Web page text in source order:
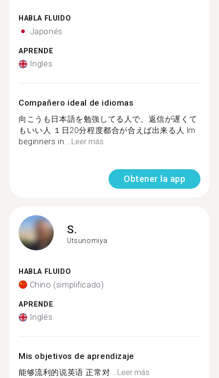
HABLA FLUIDO
Japonés
APRENDE
Inglés
Compañero ideal de idiomas
向こうも日本語を勉強してる人で、返信が遅くて
もいい人 １日20分程度都合が合えば出来る人 lm
beginners in...Leer más
Obtener la app
S.
Utsunomiya
HABLA FLUIDO
Chino (simplificado)
APRENDE
Inglés
Mis objetivos de aprendizaje
能够流利的说英语 正常对...Leer más